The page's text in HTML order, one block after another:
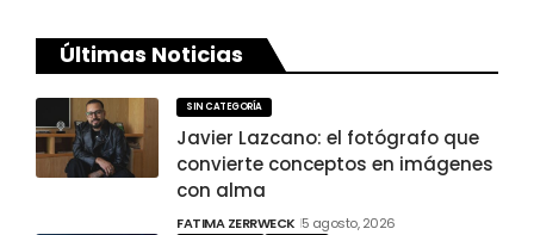
Últimas Noticias
SIN CATEGORÍA
Javier Lazcano: el fotógrafo que
convierte conceptos en imágenes
con alma
FATIMA ZERRWECK 5 agosto, 2026